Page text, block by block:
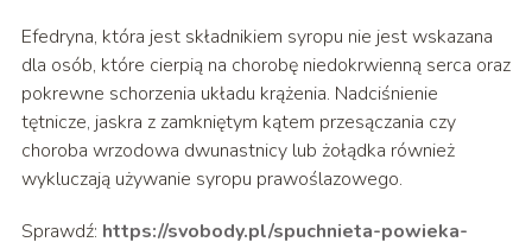
Efedryna, która jest składnikiem syropu nie jest wskazana
dla osób, które cierpią na chorobę niedokrwienną serca oraz
pokrewne schorzenia układu krążenia. Nadciśnienie
tętnicze, jaskra z zamkniętym kątem przesączania czy
choroba wrzodowa dwunastnicy lub żołądka również
wykluczają używanie syropu prawoślazowego.
Sprawdź: https://svobody.pl/spuchnieta-powieka-